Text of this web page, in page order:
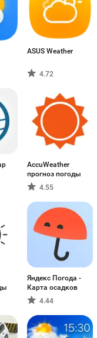
ASUS Weather
4.72
AccuWeather
прогноз погоды
4.55
Яндекс Погода -
Карта осадков
4.44